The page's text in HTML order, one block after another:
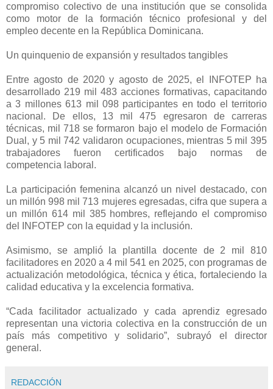
compromiso colectivo de una institución que se consolida
como motor de la formación técnico profesional y del
empleo decente en la República Dominicana.
Un quinquenio de expansión y resultados tangibles
Entre agosto de 2020 y agosto de 2025, el INFOTEP ha
desarrollado 219 mil 483 acciones formativas, capacitando
a 3 millones 613 mil 098 participantes en todo el territorio
nacional. De ellos, 13 mil 475 egresaron de carreras
técnicas, mil 718 se formaron bajo el modelo de Formación
Dual, y 5 mil 742 validaron ocupaciones, mientras 5 mil 395
trabajadores fueron certificados bajo normas de
competencia laboral.
La participación femenina alcanzó un nivel destacado, con
un millón 998 mil 713 mujeres egresadas, cifra que supera a
un millón 614 mil 385 hombres, reflejando el compromiso
del INFOTEP con la equidad y la inclusión.
Asimismo, se amplió la plantilla docente de 2 mil 810
facilitadores en 2020 a 4 mil 541 en 2025, con programas de
actualización metodológica, técnica y ética, fortaleciendo la
calidad educativa y la excelencia formativa.
“Cada facilitador actualizado y cada aprendiz egresado
representan una victoria colectiva en la construcción de un
país más competitivo y solidario”, subrayó el director
general.
REDACCIÓN